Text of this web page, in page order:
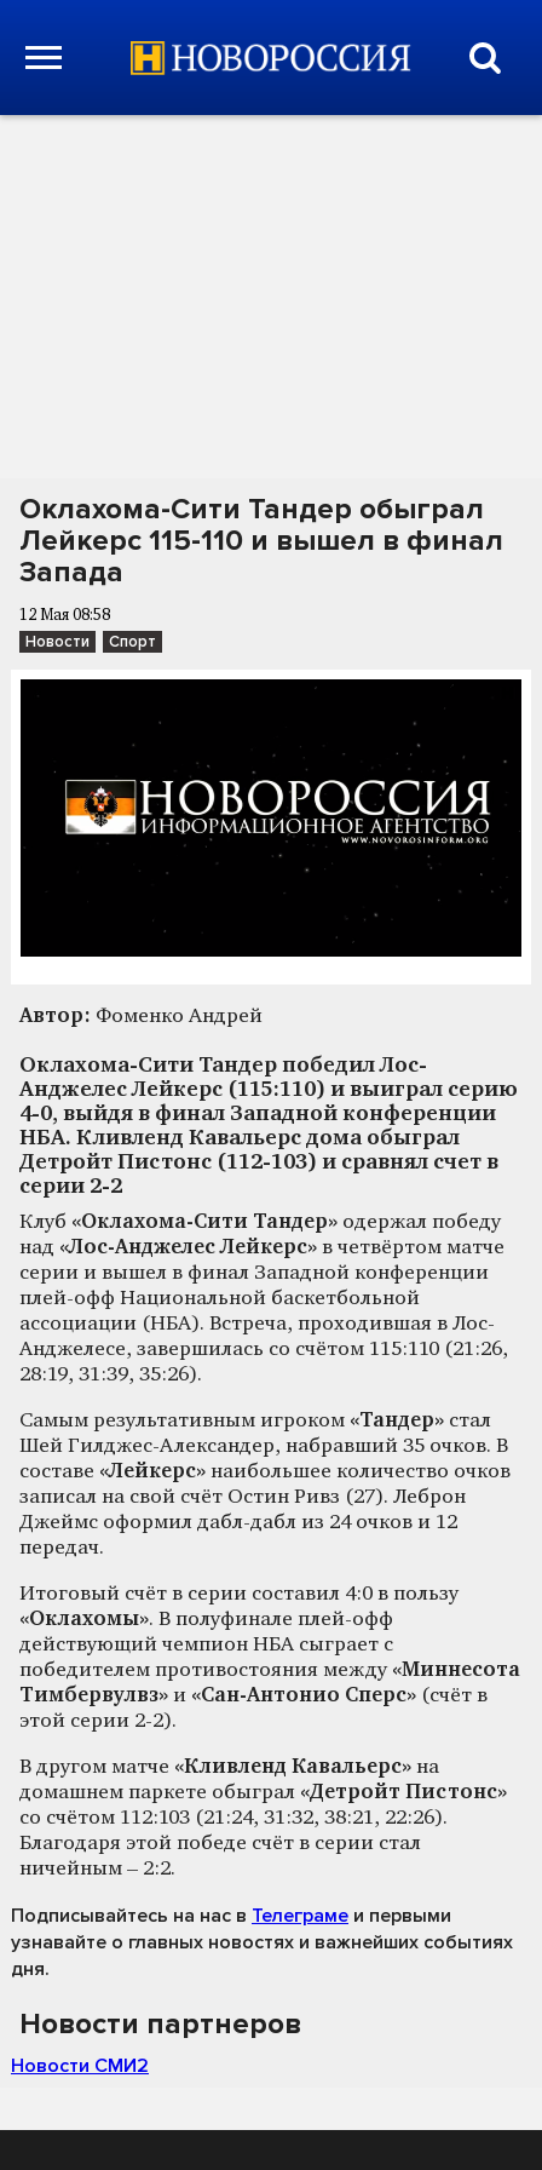
Оклахома-Сити Тандер обыграл
Лейкерс 115-110 и вышел в финал
Запада
12 Мая 08:58
Новости Спорт
Автор: Фоменко Андрей
Оклахома-Сити Тандер победил Лос-
Анджелес Лейкерс (115:110) и выиграл серию
4-0, выйдя в финал Западной конференции
НБА. Кливленд Кавальерс дома обыграл
Детройт Пистонс (112-103) и сравнял счет в
серии 2-2
Клуб «Оклахома-Сити Тандер» одержал победу
над «Лос-Анджелес Лейкерс» в четвёртом матче
серии и вышел в финал Западной конференции
плей-офф Национальной баскетбольной
ассоциации (НБА). Встреча, проходившая в Лос-
Анджелесе, завершилась со счётом 115:110 (21:26,
28:19, 31:39, 35:26).
Самым результативным игроком «Тандер» стал
Шей Гилджес-Александер, набравший 35 очков. В
составе «Лейкерс» наибольшее количество очков
записал на свой счёт Остин Ривз (27). Леброн
Джеймс оформил дабл-дабл из 24 очков и 12
передач.
Итоговый счёт в серии составил 4:0 в пользу
«Оклахомы». В полуфинале плей-офф
действующий чемпион НБА сыграет с
победителем противостояния между «Миннесота
Тимбервулвз» и «Сан-Антонио Сперс» (счёт в
этой серии 2-2).
В другом матче «Кливленд Кавальерс» на
домашнем паркете обыграл «Детройт Пистонс»
со счётом 112:103 (21:24, 31:32, 38:21, 22:26).
Благодаря этой победе счёт в серии стал
ничейным – 2:2.
Подписывайтесь на нас в Телеграме и первыми
узнавайте о главных новостях и важнейших событиях
дня.
Новости партнеров
Новости СМИ2